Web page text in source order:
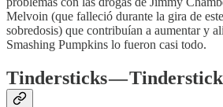
Melvoin (que falleció durante la gira de
sobredosis) que contribuían a aumentar y
Smashing Pumpkins lo fueron casi todo.
Tindersticks —